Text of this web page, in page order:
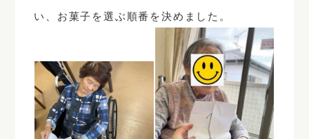
い、お菓子を選ぶ順番を決めました。